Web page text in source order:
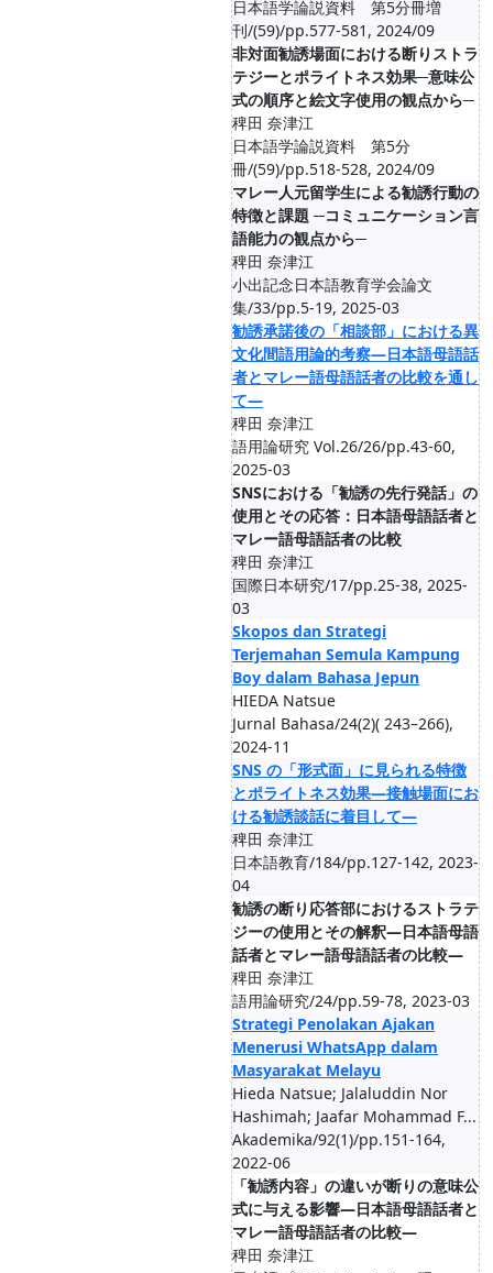
日本語学論説資料 第5分冊増
刊/(59)/pp.577-581, 2024/09
非対面勧誘場面における断りストラ
テジーとポライトネス効果─意味公
式の順序と絵文字使用の観点から─
稗田 奈津江
日本語学論説資料 第5分
冊/(59)/pp.518-528, 2024/09
マレー人元留学生による勧誘行動の
特徴と課題 ─コミュニケーション言
語能力の観点から─
稗田 奈津江
小出記念日本語教育学会論文
集/33/pp.5-19, 2025-03
勧誘承諾後の「相談部」における異
文化間語用論的考察―日本語母語話
者とマレー語母語話者の比較を通し
て―
稗田 奈津江
語用論研究 Vol.26/26/pp.43-60,
2025-03
SNSにおける「勧誘の先行発話」の
使用とその応答：日本語母語話者と
マレー語母語話者の比較
稗田 奈津江
国際日本研究/17/pp.25-38, 2025-
03
Skopos dan Strategi
Terjemahan Semula Kampung
Boy dalam Bahasa Jepun
HIEDA Natsue
Jurnal Bahasa/24(2)( 243–266),
2024-11
SNS の「形式面」に見られる特徴
とポライトネス効果―接触場面にお
ける勧誘談話に着目して―
稗田 奈津江
日本語教育/184/pp.127-142, 2023-
04
勧誘の断り応答部におけるストラテ
ジーの使用とその解釈―日本語母語
話者とマレー語母語話者の比較―
稗田 奈津江
語用論研究/24/pp.59-78, 2023-03
Strategi Penolakan Ajakan
Menerusi WhatsApp dalam
Masyarakat Melayu
Hieda Natsue; Jalaluddin Nor
Hashimah; Jaafar Mohammad F...
Akademika/92(1)/pp.151-164,
2022-06
「勧誘内容」の違いが断りの意味公
式に与える影響―日本語母語話者と
マレー語母語話者の比較―
稗田 奈津江